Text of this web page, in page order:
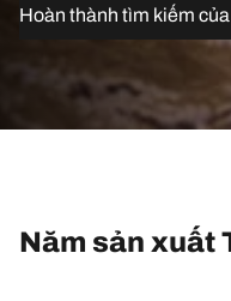
Hoàn thành tìm kiếm
Năm sản xuất